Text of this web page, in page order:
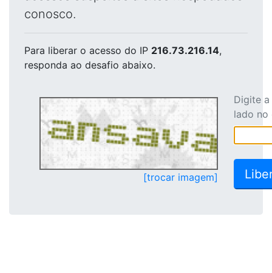
conosco.
Para liberar o acesso do IP 216.73.216.14,
responda ao desafio abaixo.
[trocar imagem]
Digite
lado no